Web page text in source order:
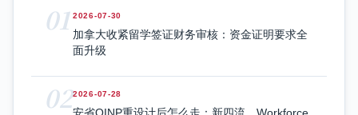
01 2026-07-30
加拿大收紧留学签证财务审核：资金证明要求全
面升级
022026-07-28
安省OINP重设计后怎么走：新四流、Workforce